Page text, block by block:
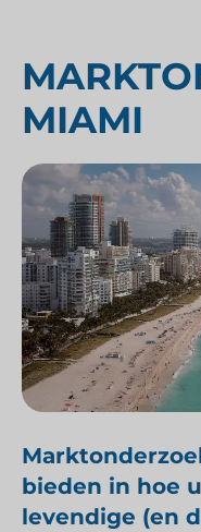
MIAMI
bieden in hoe
levendige (en